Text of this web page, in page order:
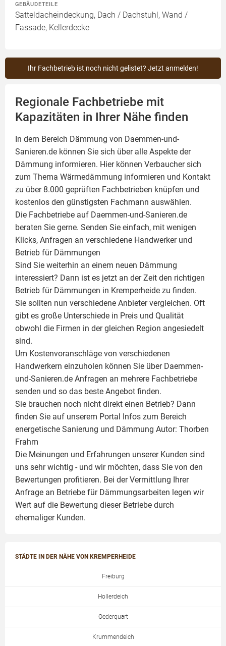
GEBÄUDETEILE
Satteldacheindeckung, Dach / Dachstuhl, Wand /
Fassade, Kellerdecke
Ihr Fachbetrieb ist noch nicht gelistet? Jetzt anmelden!
Regionale Fachbetriebe mit
Kapazitäten in Ihrer Nähe finden
In dem Bereich Dämmung von Daemmen-und-
Sanieren.de können Sie sich über alle Aspekte der
Dämmung informieren. Hier können Verbaucher sich
zum Thema Wärmedämmung informieren und Kontakt
zu über 8.000 geprüften Fachbetrieben knüpfen und
kostenlos den günstigsten Fachmann auswählen.
Die Fachbetriebe auf Daemmen-und-Sanieren.de
beraten Sie gerne. Senden Sie einfach, mit wenigen
Klicks, Anfragen an verschiedene Handwerker und
Betrieb für Dämmungen
Sind Sie weiterhin an einem neuen Dämmung
interessiert? Dann ist es jetzt an der Zeit den richtigen
Betrieb für Dämmungen in Kremperheide zu finden.
Sie sollten nun verschiedene Anbieter vergleichen. Oft
gibt es große Unterschiede in Preis und Qualität
obwohl die Firmen in der gleichen Region angesiedelt
sind.
Um Kostenvoranschläge von verschiedenen
Handwerkern einzuholen können Sie über Daemmen-
und-Sanieren.de Anfragen an mehrere Fachbetriebe
senden und so das beste Angebot finden.
Sie brauchen noch nicht direkt einen Betrieb? Dann
finden Sie auf unserem Portal Infos zum Bereich
energetische Sanierung und Dämmung Autor: Thorben
Frahm
Die Meinungen und Erfahrungen unserer Kunden sind
uns sehr wichtig - und wir möchten, dass Sie von den
Bewertungen profitieren. Bei der Vermittlung Ihrer
Anfrage an Betriebe für Dämmungsarbeiten legen wir
Wert auf die Bewertung dieser Betriebe durch
ehemaliger Kunden.
STÄDTE IN DER NÄHE VON KREMPERHEIDE
Freiburg
Hollerdeich
Oederquart
Krummendeich